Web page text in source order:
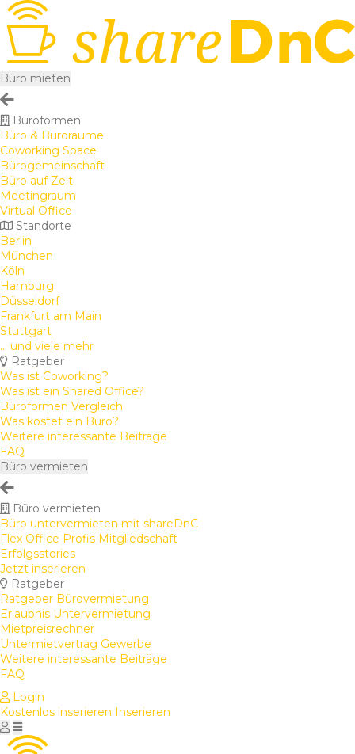
Büro mieten
Büroformen
Büro & Büroräume
Coworking Space
Bürogemeinschaft
Büro auf Zeit
Meetingraum
Virtual Office
Standorte
Berlin
München
Köln
Hamburg
Düsseldorf
Frankfurt am Main
Stuttgart
... und viele mehr
Ratgeber
Was ist Coworking?
Was ist ein Shared Office?
Büroformen Vergleich
Was kostet ein Büro?
Weitere interessante Beiträge
FAQ
Büro vermieten
Büro vermieten
Büro untervermieten mit shareDnC
Flex Office Profis Mitgliedschaft
Erfolgsstories
Jetzt inserieren
Ratgeber
Ratgeber Bürovermietung
Erlaubnis Untervermietung
Mietpreisrechner
Untermietvertrag Gewerbe
Weitere interessante Beiträge
FAQ
Login
Kostenlos inserieren Inserieren